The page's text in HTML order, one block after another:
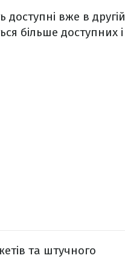
вже в другій
більше доступних і
та штучного